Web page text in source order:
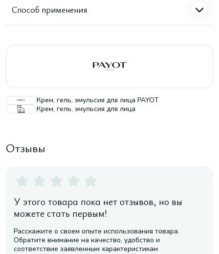
Способ применения
Крем, гель, эмульсия для лица PAYOT
Крем, гель, эмульсия для лица
Отзывы
У этого товара пока нет отзывов, но вы
можете стать первым!
Расскажите о своем опыте использования товара.
Обратите внимание на качество, удобство и
соответствие заявленным характеристикам